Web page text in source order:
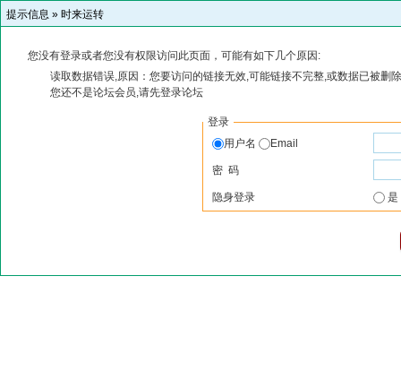
提示信息 » 时来运转
您没有登录或者您没有权限访问此页面，可能有如下几个原因:
读取数据错误,原因：您要访问的链接无效,可能链接不完整,或数据已被删
您还不是论坛会员,请先登录论坛
登录
用户名
Email
密 码
隐身登录